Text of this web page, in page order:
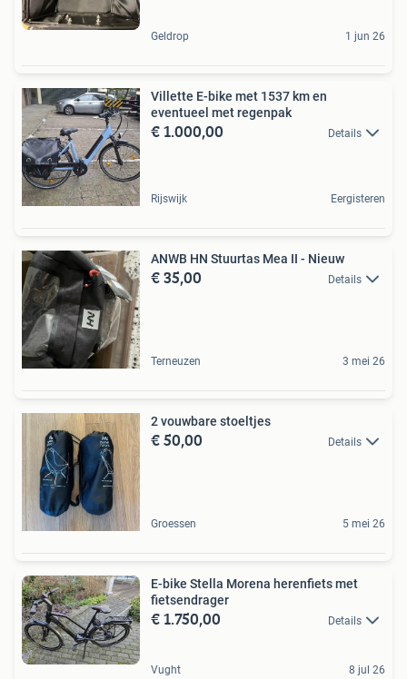
Geldrop 1 jun 26
Villette E-bike met 1537 km en
eventueel met regenpak
€ 1.000,00 Details
Rijswijk Eergisteren
ANWB HN Stuurtas Mea II - Nieuw
€ 35,00 Details
Terneuzen 3 mei 26
2 vouwbare stoeltjes
€ 50,00 Details
Groessen 5 mei 26
E-bike Stella Morena herenfiets met
fietsendrager
€ 1.750,00 Details
Vught 8 jul 26